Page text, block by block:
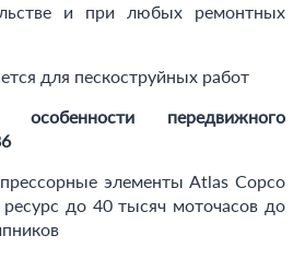
и при любых ремонтных
для пескоструйных работ
передвижного
элементы Atlas Copco
до 40 тысяч моточасов до